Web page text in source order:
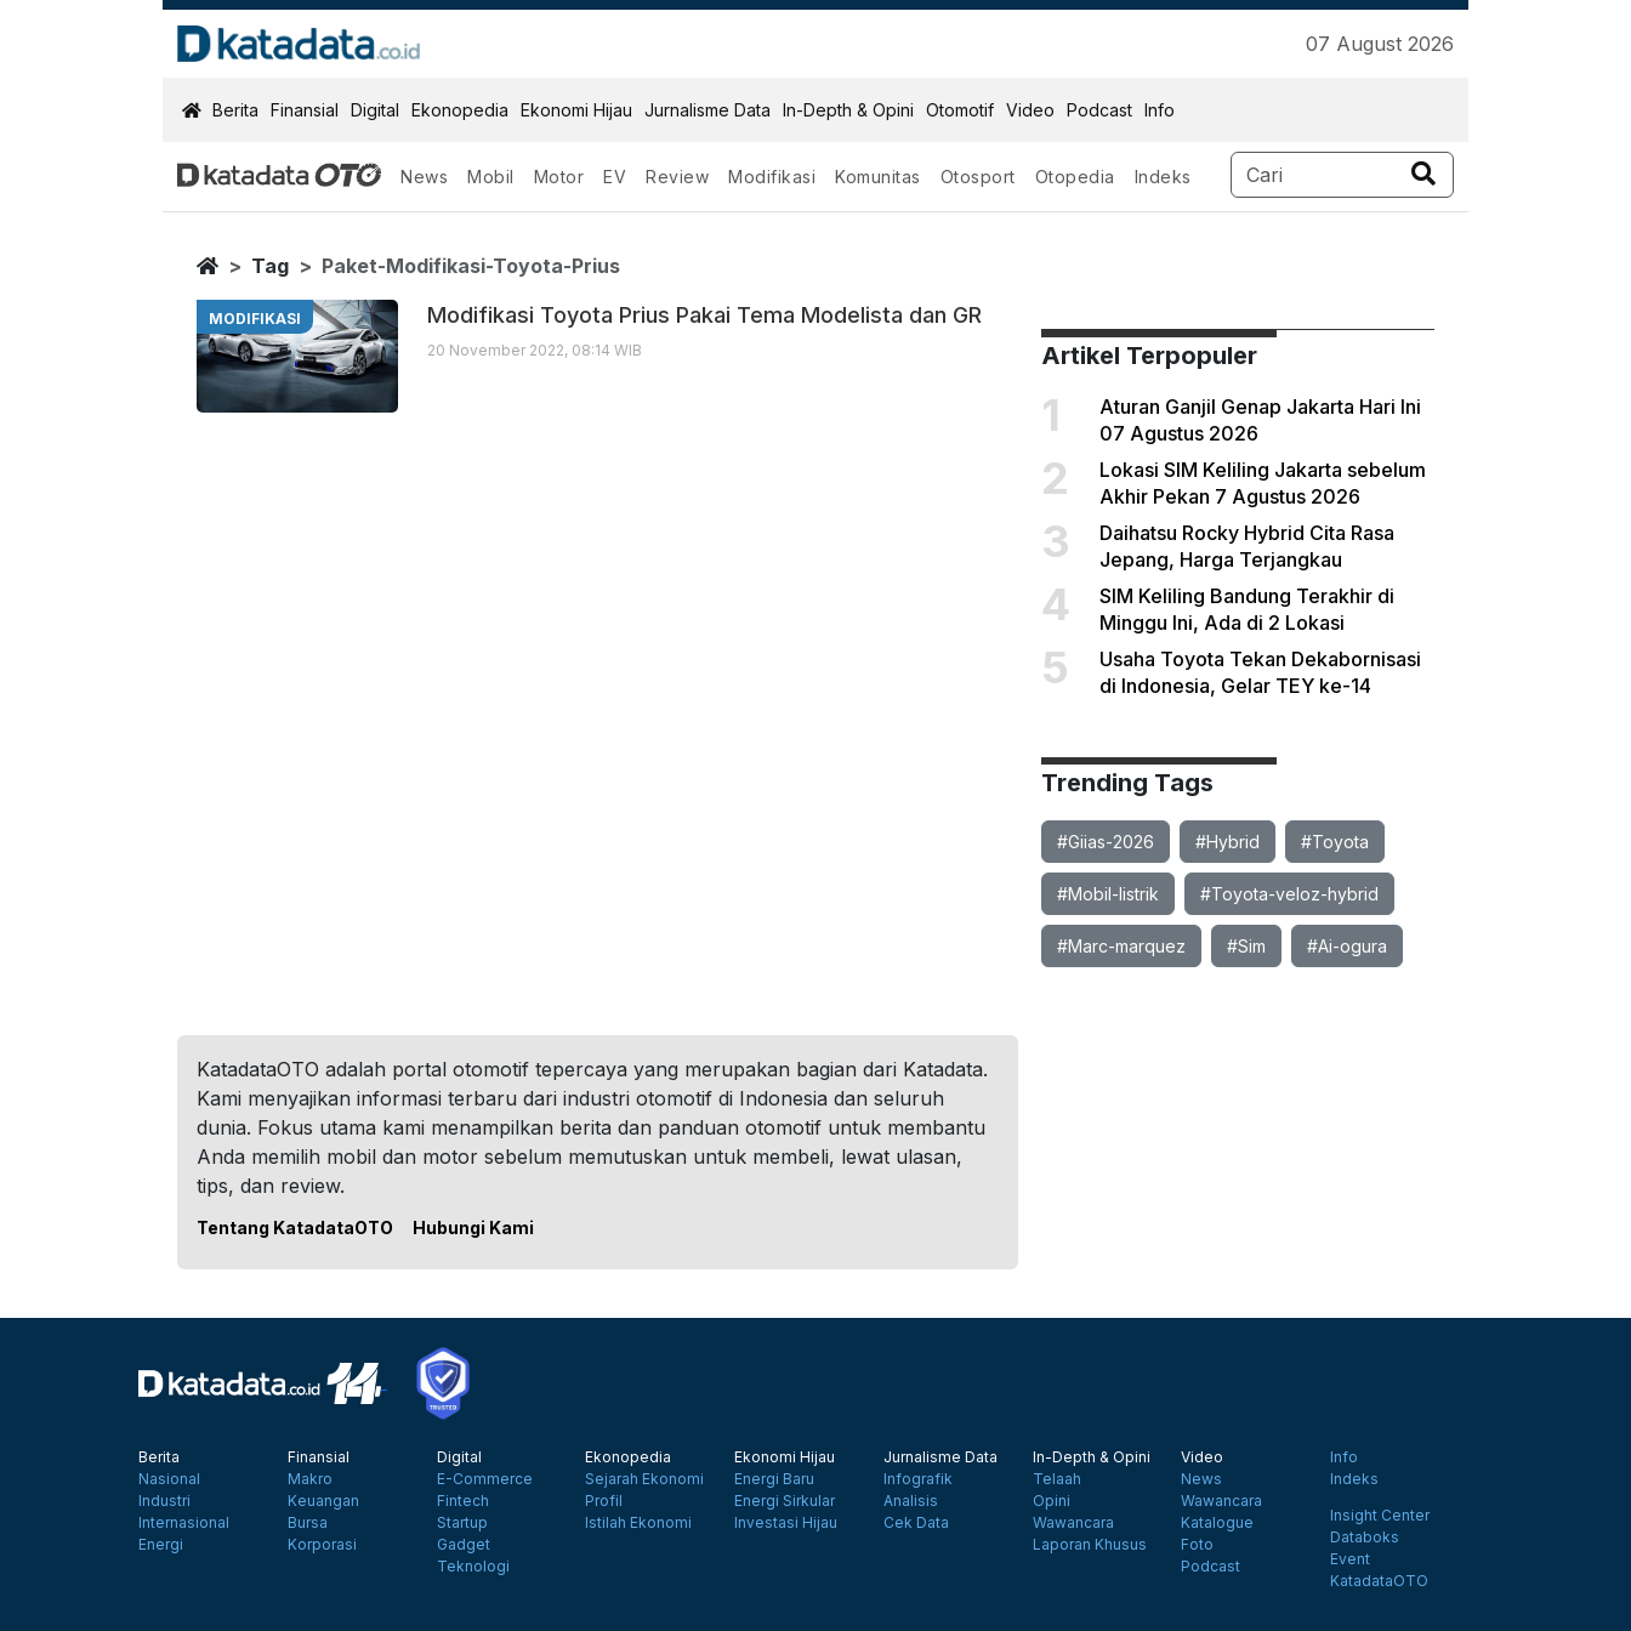
07 August 2026
KatadataOTO
Berita Finansial Digital Ekonopedia Ekonomi Hijau Jurnalisme Data In-Depth & Opini Otomotif Video Podcast Info
News Mobil Motor EV Review Modifikasi Komunitas Otosport Otopedia Indeks
Paket Modifikasi Toyota Prius
Berita Terbaru
Home
Tag Paket-Modifikasi-Toyota-Prius
MODIFIKASI Modifikasi Toyota Prius Pakai Tema Modelista dan GR
20 November 2022, 08:14 WIB Artikel Terpopuler
1
Aturan Ganjil Genap Jakarta Hari Ini
07 Agustus 2026
2
Lokasi SIM Keliling Jakarta sebelum
Akhir Pekan 7 Agustus 2026
3
Daihatsu Rocky Hybrid Cita Rasa
Jepang, Harga Terjangkau
4
SIM Keliling Bandung Terakhir di
Minggu Ini, Ada di 2 Lokasi
5
Usaha Toyota Tekan Dekabornisasi
di Indonesia, Gelar TEY ke-14
Trending Tags
#Giias-2026 #Hybrid #Toyota
#Mobil-listrik #Toyota-veloz-hybrid
#Marc-marquez #Sim #Ai-ogura
KatadataOTO adalah portal otomotif tepercaya yang merupakan bagian dari Katadata.
Kami menyajikan informasi terbaru dari industri otomotif di Indonesia dan seluruh
dunia. Fokus utama kami menampilkan berita dan panduan otomotif untuk membantu
Anda memilih mobil dan motor sebelum memutuskan untuk membeli, lewat ulasan,
tips, dan review.
Tentang KatadataOTO Hubungi Kami
Berita
Nasional
Industri
Internasional
Energi
Finansial
Makro
Keuangan
Bursa
Korporasi
Digital
E-Commerce
Fintech
Startup
Gadget
Teknologi
Ekonopedia
Sejarah Ekonomi
Profil
Istilah Ekonomi
Ekonomi Hijau
Energi Baru
Energi Sirkular
Investasi Hijau
Jurnalisme Data
Infografik
Analisis
Cek Data
In-Depth & Opini
Telaah
Opini
Wawancara
Laporan Khusus
Video
News
Wawancara
Katalogue
Foto
Podcast
Info
Indeks
Insight Center
Databoks
Event
KatadataOTO